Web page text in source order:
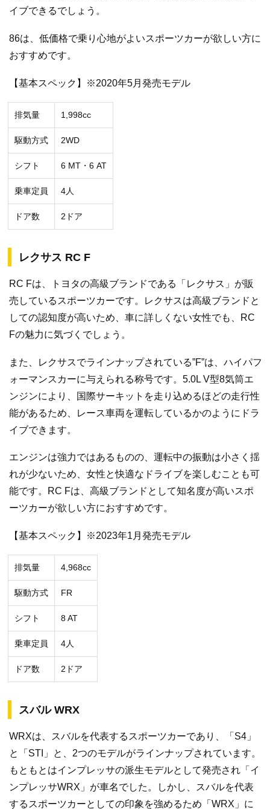
イブできるでしょう。
86は、低価格で乗り心地がよいスポーツカーが欲しい方に
おすすめです。
【基本スペック】※2020年5月発売モデル
排気量 1,998cc
駆動方式 2WD
シフト 6 MT・6 AT
乗車定員 4人
ドア数 2ドア
レクサス RC F
RC Fは、トヨタの高級ブランドである「レクサス」が販
売しているスポーツカーです。レクサスは高級ブランドと
しての認知度が高いため、車に詳しくない女性でも、RC
Fの魅力に気づくでしょう。
また、レクサスでラインナップされている”F”は、ハイパフ
ォーマンスカーに与えられる称号です。5.0L V型8気筒エ
ンジンにより、国際サーキットを走り込めるほどの走行性
能があるため、レース車両を運転しているかのようにドラ
イブできます。
エンジンは強力ではあるものの、運転中の振動は小さく揺
れが少ないため、女性と快適なドライブを楽しむことも可
能です。RC Fは、高級ブランドとして知名度が高いスポ
ーツカーが欲しい方におすすめです。
【基本スペック】※2023年1月発売モデル
排気量 4,968cc
駆動方式 FR
シフト 8 AT
乗車定員 4人
ドア数 2ドア
スバル WRX
WRXは、スバルを代表するスポーツカーであり、「S4」
と「STI」と、2つのモデルがラインナップされています。
もともとはインプレッサの派生モデルとして発売され「イ
ンプレッサWRX」が車名でした。しかし、スバルを代表
するスポーツカーとしての印象を強めるため「WRX」に